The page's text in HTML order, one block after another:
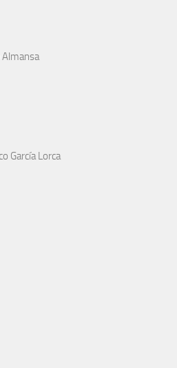
Almansa
García Lorca